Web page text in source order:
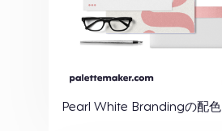
Pearl White Brandingの配色